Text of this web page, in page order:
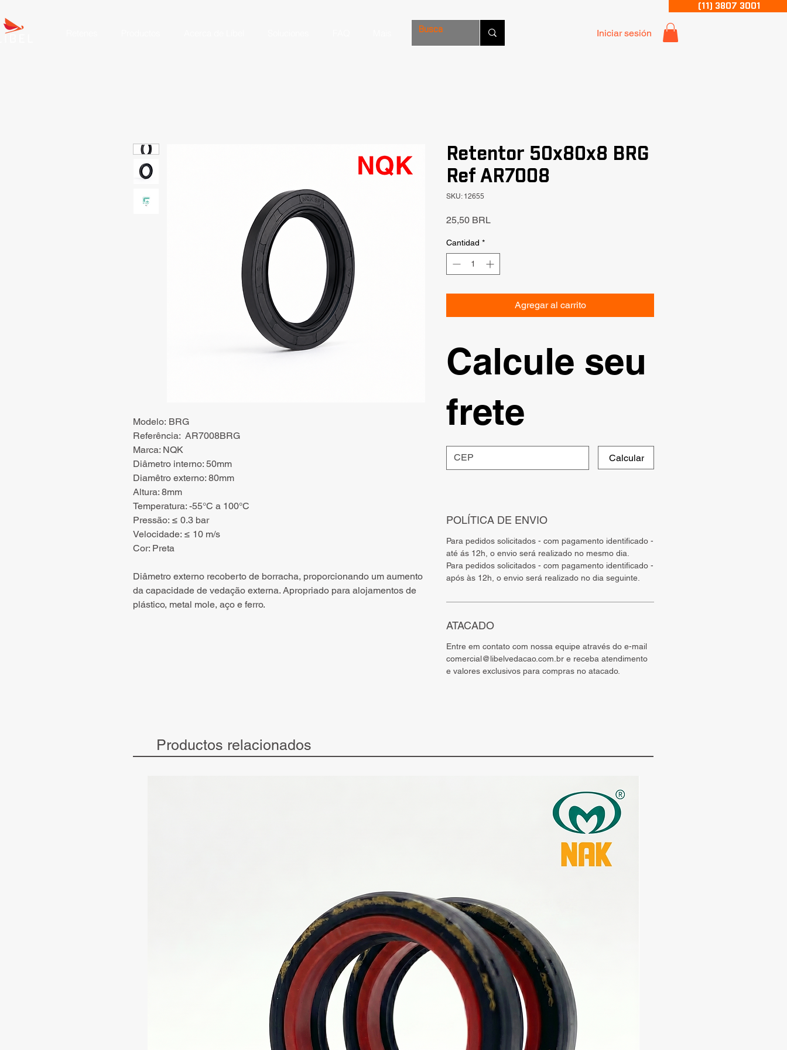
(11) 3807 3001
Iniciar sesión
Modelo: BRG
Referência: AR7008BRG
Marca: NQK
Diâmetro interno: 50mm
Diamêtro externo: 80mm
Altura: 8mm
Temperatura: -55°C a 100°C
Pressão: ≤ 0.3 bar
Velocidade: ≤ 10 m/s
Cor: Preta
Diâmetro externo recoberto de borracha, proporcionando um aumento
da capacidade de vedação externa. Apropriado para alojamentos de
plástico, metal mole, aço e ferro.
Retentor 50x80x8 BRG
Ref AR7008
SKU: 12655
25,50 BRLPrecio
Cantidad *
Agregar al carrito
Calcule seu
frete
Calcular
POLÍTICA DE ENVIO
Para pedidos solicitados - com pagamento identificado -
até ás 12h, o envio será realizado no mesmo dia.
Para pedidos solicitados - com pagamento identificado -
após às 12h, o envio será realizado no dia seguinte.
ATACADO
Entre em contato com nossa equipe através do e-mail
comercial@libelvedacao.com.br e receba atendimento
e valores exclusivos para compras no atacado.
Productos relacionados